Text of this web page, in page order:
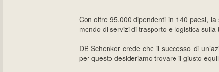
Con oltre 95.000 dipendenti in 140 paesi,
mondo di servizi di trasporto e logistica
DB Schenker crede che il successo di
per questo desideriamo trovare il giusto